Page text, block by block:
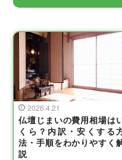
2026.4.21
仏壇じまいの費用相場は
くら？内訳・安くする
法・手順をわかりやすく
説